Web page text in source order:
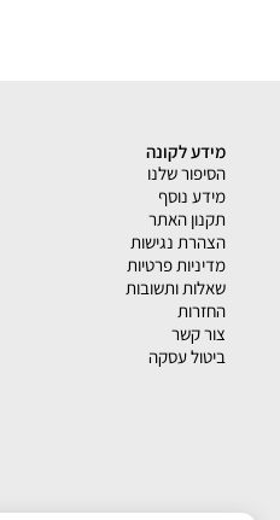
מידע לקונה
הסיפור שלנו
מידע נוסף
תקנון האתר
הצהרת נגישות
מדיניות פרטיות
שאלות ותשובות
החזרות
צור קשר
ביטול עסקה